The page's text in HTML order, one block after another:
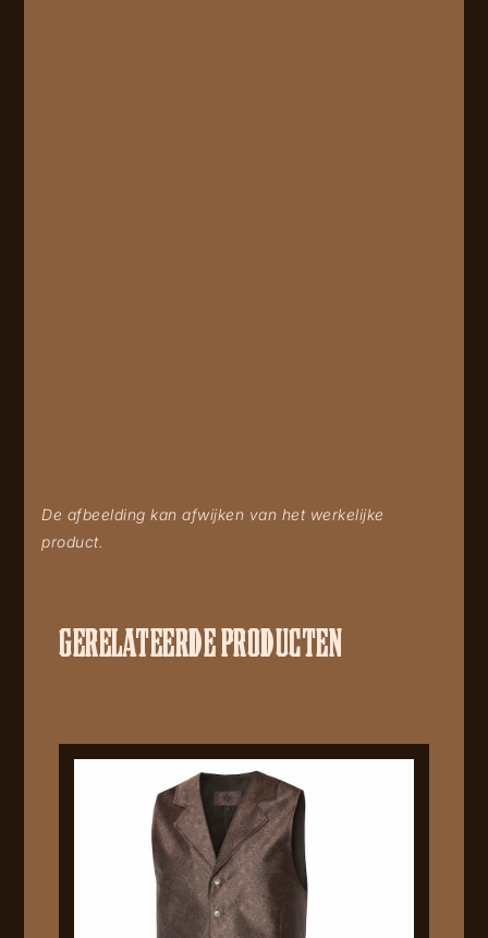
De afbeelding kan afwijken van het werkelijke
product.
GERELATEERDE PRODUCTEN